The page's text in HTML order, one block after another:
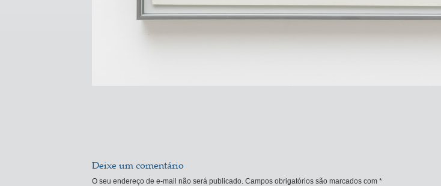
Deixe um comentário
O seu endereço de e-mail não será publicado. Campos obrigatórios são marcados com *